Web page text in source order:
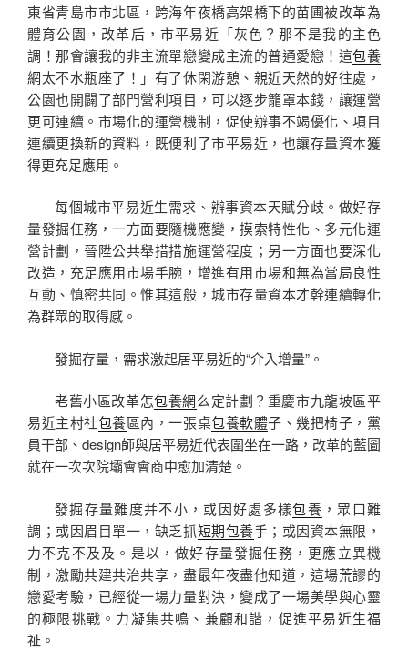
東省青島市市北區，跨海年夜橋高架橋下的苗圃被改革為
體育公園，改革后，市平易近「灰色？那不是我的主色
調！那會讓我的非主流單戀變成主流的普通愛戀！這包養
網太不水瓶座了！」有了休閑游憩、親近天然的好往處，
公園也開闢了部門營利項目，可以逐步籠罩本錢，讓運營
更可連續。市場化的運營機制，促使辦事不竭優化、項目
連續更換新的資料，既便利了市平易近，也讓存量資本獲
得更充足應用。
每個城市平易近生需求、辦事資本天賦分歧。做好存
量發掘任務，一方面要隨機應變，摸索特性化、多元化運
營計劃，晉陞公共舉措措施運營程度；另一方面也要深化
改造，充足應用市場手腕，增進有用市場和無為當局良性
互動、慎密共同。惟其這般，城市存量資本才幹連續轉化
為群眾的取得感。
發掘存量，需求激起居平易近的“介入增量”。
老舊小區改革怎包養網么定計劃？重慶市九龍坡區平
易近主村社包養區內，一張桌包養軟體子、幾把椅子，黨
員干部、design師與居平易近代表圍坐在一路，改革的藍圖
就在一次次院壩會會商中愈加清楚。
發掘存量難度并不小，或因好處多樣包養 ，眾口難
調；或因眉目單一，缺乏抓短期包養手；或因資本無限，
力不克不及及。是以，做好存量發掘任務，更應立異機
制，激勵共建共治共享，盡最年夜盡他知道，這場荒謬的
戀愛考驗，已經從一場力量對決，變成了一場美學與心靈
的極限挑戰。力凝集共鳴、兼顧和諧，促進平易近生福
祉。